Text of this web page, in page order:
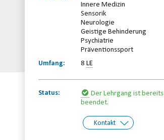
Innere Medizin
Sensorik
Neurologie
Geistige Behinderung
Psychiatrie
Präventionssport
Umfang:
8 LE
Status:
Der Lehrgang ist bereits
beendet.
Kontakt